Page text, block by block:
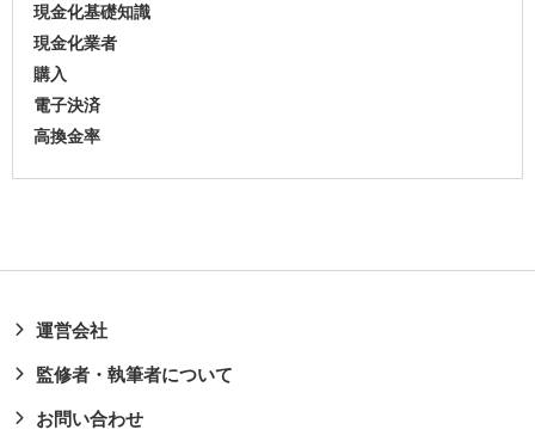
現金化基礎知識
現金化業者
購入
電子決済
高換金率
運営会社
監修者・執筆者について
お問い合わせ